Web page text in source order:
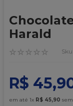
Harald
☆ ☆ ☆ ☆ ☆
R$ 45,
em até 1x R$ 45,90
6
granulado
9º
caixa kraft
10º chocolate